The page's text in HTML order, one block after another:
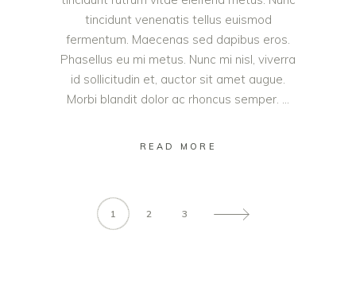
tincidunt venenatis tellus euismod
fermentum. Maecenas sed dapibus eros.
Phasellus eu mi metus. Nunc mi nisl, viverra
id sollicitudin et, auctor sit amet augue.
Morbi blandit dolor ac rhoncus semper.
READ MORE
1 2 3